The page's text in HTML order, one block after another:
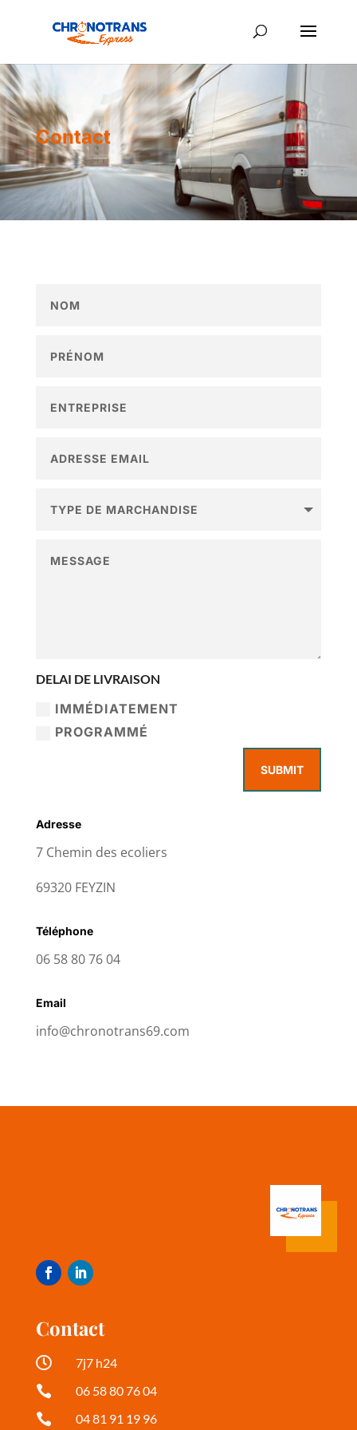
Contact
DELAI DE LIVRAISON
IMMÉDIATEMENT
PROGRAMMÉ
SUBMIT
Adresse
7 Chemin des ecoliers
69320 FEYZIN
Téléphone
06 58 80 76 04
Email
info@chronotrans69.com
Contact
 7j7 h24
 06 58 80 76 04
 04 81 91 19 96